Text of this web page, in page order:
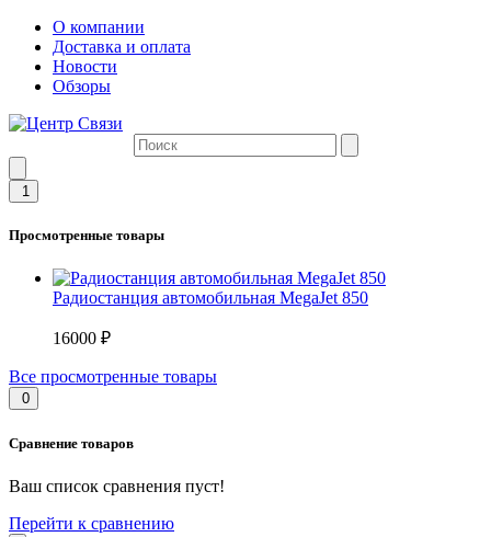
О компании
Доставка и оплата
Новости
Обзоры
1
Просмотренные товары
Радиостанция автомобильная MegaJet 850
16000 ₽
Все просмотренные товары
0
Сравнение товаров
Ваш список сравнения пуст!
Перейти к сравнению